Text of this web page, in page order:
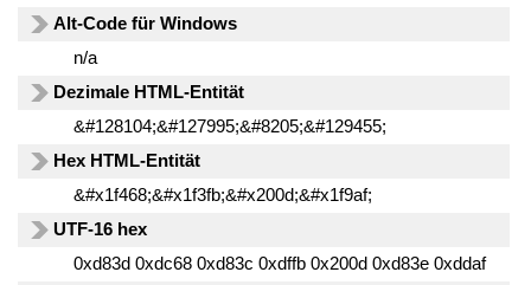
Alt-Code für Windows
n/a
Dezimale HTML-Entität
&#128104;&#127995;&#8205;&#129455;
Hex HTML-Entität
&#x1f468;&#x1f3fb;&#x200d;&#x1f9af;
UTF-16 hex
0xd83d 0xdc68 0xd83c 0xdffb 0x200d 0xd83e 0xddaf